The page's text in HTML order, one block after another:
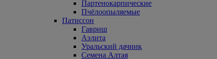
Партенокарпические
Пчёлоопыляемые
Патиссон
Гавриш
Аэлита
Уральский дачник
Семена Алтая